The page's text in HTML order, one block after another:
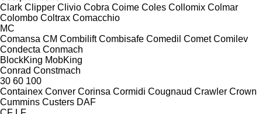
Clark Clipper Clivio Cobra Coime Coles Collomix Colmar
Colombo Coltrax Comacchio
MC
Comansa CM Combilift Combisafe Comedil Comet Comilev
Condecta Conmach
BlockKing MobKing
Conrad Constmach
30 60 100
Containex Conver Corinsa Cormidi Cougnaud Crawler Crown
Cummins Custers DAF